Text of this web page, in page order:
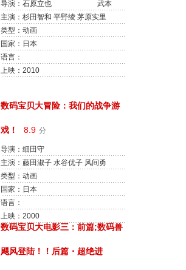
导演：石原立也 武本
康弘
主演：杉田智和 平野绫 茅原实里
后藤邑子 小野大辅 桑谷夏子 松冈
由贵 白石稔 松元惠 青木沙耶香
类型：动画
国家：日本
语言：
上映：2010
数码宝贝大冒险：我们的战争游
戏！ 8.9 分
导演：细田守
主演：藤田淑子 水谷优子 风间勇
刀 天神有海 前田爱 小西宽子 菊池
正美 荒木香惠 坂本千夏 重松花鸟
类型：动画
国家：日本
语言：
上映：2000
数码宝贝大电影三：前篇;数码兽
飓风登陆！！后篇・超绝进